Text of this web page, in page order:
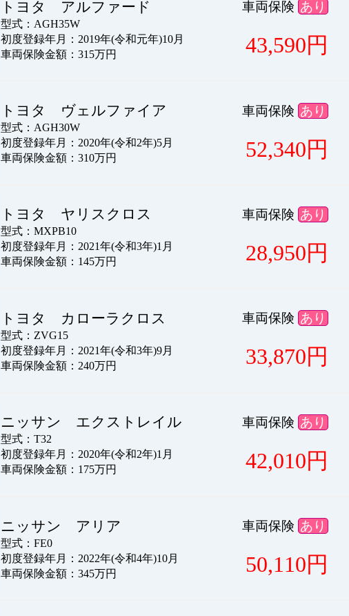
トヨタ アルファード
型式：AGH35W
初度登録年月：2019年(令和元年)10月
車両保険金額：315万円
車両保険 あり
43,590円
トヨタ ヴェルファイア
型式：AGH30W
初度登録年月：2020年(令和2年)5月
車両保険金額：310万円
車両保険 あり
52,340円
トヨタ ヤリスクロス
型式：MXPB10
初度登録年月：2021年(令和3年)1月
車両保険金額：145万円
車両保険 あり
28,950円
トヨタ カローラクロス
型式：ZVG15
初度登録年月：2021年(令和3年)9月
車両保険金額：240万円
車両保険 あり
33,870円
ニッサン エクストレイル
型式：T32
初度登録年月：2020年(令和2年)1月
車両保険金額：175万円
車両保険 あり
42,010円
ニッサン アリア
型式：FE0
初度登録年月：2022年(令和4年)10月
車両保険金額：345万円
車両保険 あり
50,110円